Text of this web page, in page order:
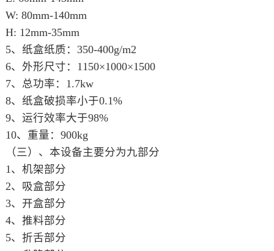
W: 80mm-140mm
H: 12mm-35mm
5、纸盒纸质：350-400g/m2
6、外形尺寸：1150×1000×1500
7、总功率：1.7kw
8、纸盒破损率小于0.1%
9、运行效率大于98%
10、重量：900kg
（三）、本设备主要分为九部分
1、机架部分
2、吸盒部分
3、开盒部分
4、推料部分
5、折舌部分